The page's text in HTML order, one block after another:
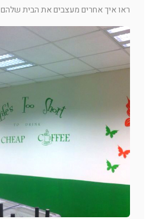
ראו איך אחרים מעצבים את הבית